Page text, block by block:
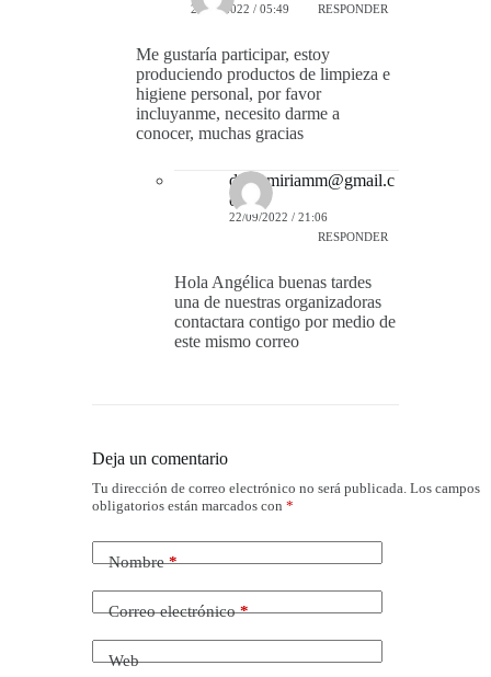
22/09/2022 / 05:49 RESPONDER
Me gustaría participar, estoy
produciendo productos de limpieza e
higiene personal, por favor
incluyanme, necesito darme a
conocer, muchas gracias
dulcemiriamm@gmail.c
om
22/09/2022 / 21:06
RESPONDER
Hola Angélica buenas tardes
una de nuestras organizadoras
contactara contigo por medio de
este mismo correo
Deja un comentario
Tu dirección de correo electrónico no será publicada. Los campos
obligatorios están marcados con *
Nombre*
Correo electrónico*
Web